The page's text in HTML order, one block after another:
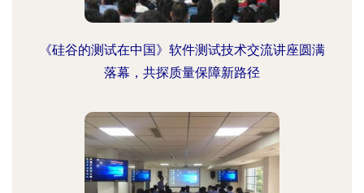
《硅谷的测试在中国》软件测试技术交流讲座圆满
落幕，共探质量保障新路径